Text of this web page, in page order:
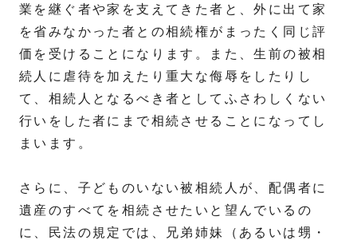
業を継ぐ者や家を支えてきた者と、外に出て家
を省みなかった者との相続権がまったく同じ評
価を受けることになります。また、生前の被相
続人に虐待を加えたり重大な侮辱をしたりし
て、相続人となるべき者としてふさわしくない
行いをした者にまで相続させることになってし
まいます。
さらに、子どものいない被相続人が、配偶者に
遺産のすべてを相続させたいと望んでいるの
に、民法の規定では、兄弟姉妹（あるいは甥・